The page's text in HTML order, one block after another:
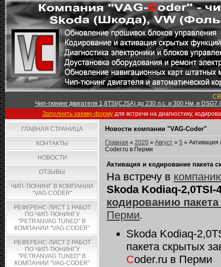
Чип-тюнинг двигателя 1,8TSI(CJSA) до 230 л.с. и 300 Нм, и
Заполнить заявку-формудля встречи на диагностику,
ГЛАВНАЯ СТРАНИЦА
КОНТАКТЫ
НОВОСТИ
ОТЗЫВЫ
ЧИП-ТЮНИНГ В КОМПАНИИ
"VAG-CODER"
РЕФЕРЕНС-ЛИСТ 1 РАБОТ
ПО ЧИП-ТЮНИНГУ
"PETRANVAG TUNED" В
КОМПАНИИ "VAG-CODER"
РЕФЕРЕНС-ЛИСТ 2 РАБОТ
ПО ЧИП-ТЮНИНГУ
"PETRANVAG TUNED" В
КОМПАНИИ "VAG-CODER"
Новости компании "VAG-Coder"
Главная » 2020 » Август » 5 » Активация
Coder.ru в Перми
Активация и кодирование пакета
На встречу в
Skoda Kodiaq-2,0TSI-
кодированию
Перми.
Skoda Kodiaq-
пакета скрытых
Coder.ru в Перми